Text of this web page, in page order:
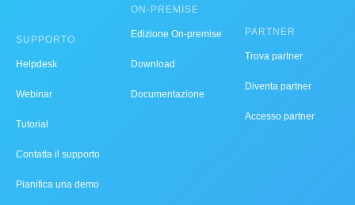
SUPPORTO
Helpdesk
Webinar
Tutorial
Contatta il supporto
Pianifica una demo
ON-PREMISE
Edizione On-premise
Download
Documentazione
PARTNER
Trova partner
Diventa partner
Accesso partner